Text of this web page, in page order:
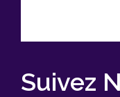
Suivez